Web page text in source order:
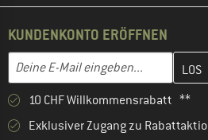
KUNDENKONTO ERÖFFNEN
E-Mail-Adresse
Gib hier deine E-Mail-Adresse ein
10 CHF Willkommensrabatt **
Exklusiver Zugang zu